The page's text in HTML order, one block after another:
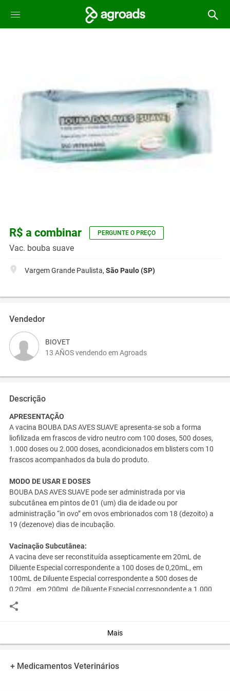
R$ a combinar PERGUNTE O PREÇO
Vac. bouba suave
Vargem Grande Paulista, São Paulo (SP)
Vendedor
BIOVET
13 AÑOS vendendo em Agroads
Descrição
APRESENTAÇÃO
A vacina BOUBA DAS AVES SUAVE apresenta-se sob a forma
liofilizada em frascos de vidro neutro com 100 doses, 500 doses,
1.000 doses ou 2.000 doses, acondicionados em blisters com 10
frascos acompanhados da bula do produto.
MODO DE USAR E DOSES
BOUBA DAS AVES SUAVE pode ser administrada por via
subcutânea em pintos de 01 (um) dia de idade ou por
administração “in ovo” em ovos embrionados com 18 (dezoito) a
19 (dezenove) dias de incubação.
Vacinação Subcutânea:
A vacina deve ser reconstituída assepticamente em 20mL de
Diluente Especial correspondente a 100 doses de 0,20mL, em
100mL de Diluente Especial correspondente a 500 doses de
0,20mL, em 200mL de Diluente Especial correspondente a 1.000
doses de 0,20mL e em 400mL de Diluente Especial correspondente
a 2.000 doses de 0,20mL, e agitada para homogeneizar a
ser mantida em banho de gelo, ao abrigo da luz solar e
imediatamente aplicada. A dose de vacina diluída é de 0,20mL
região dorsal do pescoço. A imunidade é produzida depois de 21
Mais
+ Medicamentos Veterinários